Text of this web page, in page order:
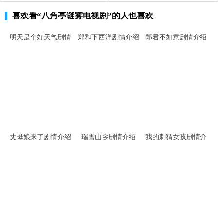
喜欢看“八角亭谜雾电视剧”的人也喜欢
明天是个好天气剧情
郑和下西洋剧情介绍 郎君不如意剧情介绍
丈母娘来了剧情介绍 瑞雪山乡剧情介绍
我的刺猬女孩剧情介